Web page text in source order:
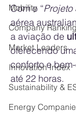
Mobility
Company
Market Leaders
Innovation Index
Sustainability &
Energy
Com o “Projeto
aérea
a aviação de
oferecendo
conforto e
até 22 horas.